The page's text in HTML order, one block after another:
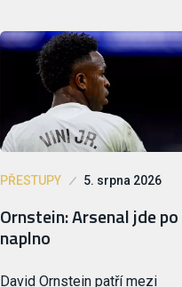
PŘESTUPY 5. srpna 2026
Ornstein: Arsenal jde
naplno
David Ornstein patří mezi